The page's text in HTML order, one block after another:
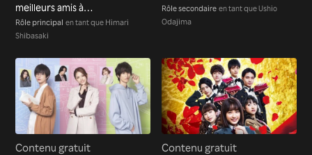
meilleurs amis à
partir de maintenant
?
Rôle principal en tant que Himari
Shibasaki
Rôle secondaire en tant que Ushio
Odajima
Contenu gratuit Contenu gratuit